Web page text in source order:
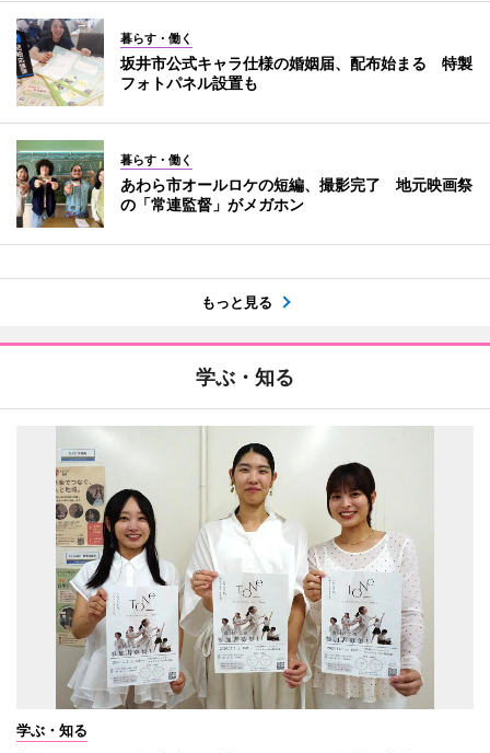
暮らす・働く
坂井市公式キャラ仕様の婚姻届、配布始まる 特製
フォトパネル設置も
暮らす・働く
あわら市オールロケの短編、撮影完了 地元映画祭
の「常連監督」がメガホン
もっと見る
学ぶ・知る
学ぶ・知る